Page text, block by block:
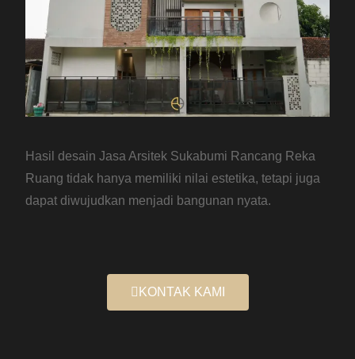
Hasil desain Jasa Arsitek Sukabumi Rancang Reka
Ruang tidak hanya memiliki nilai estetika, tetapi juga
dapat diwujudkan menjadi bangunan nyata.
KONTAK KAMI